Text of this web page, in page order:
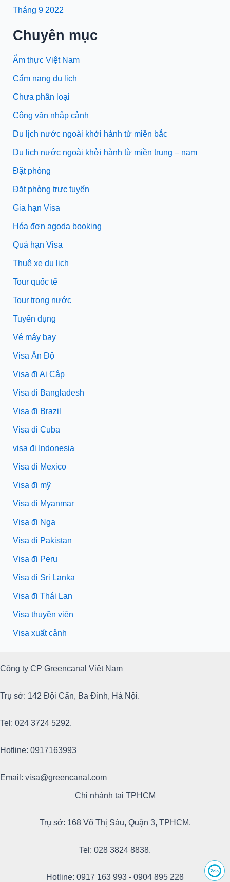
VĂN
CỦA
GIÁM
CÔNG
TY
TM&DL
GREENCANAL
NAM
Tháng 9 2022
Chuyên mục
Ẩm thực Việt Nam
Cẩm nang du lịch
Chưa phân loại
Công văn nhập cảnh
Du lịch nước ngoài khởi hành từ miền bắc
Du lịch nước ngoài khởi hành từ miền trung – nam
Đặt phòng
Đặt phòng trực tuyến
Gia hạn Visa
Hóa đơn agoda booking
Quá hạn Visa
Thuê xe du lịch
Tour quốc tế
Tour trong nước
Tuyển dụng
Vé máy bay
Visa Ấn Độ
Visa đi Ai Cập
Visa đi Bangladesh
Visa đi Brazil
Visa đi Cuba
visa đi Indonesia
Visa đi Mexico
Visa đi mỹ
Visa đi Myanmar
Visa đi Nga
Visa đi Pakistan
Visa đi Peru
Visa đi Sri Lanka
Visa đi Thái Lan
Visa thuyền viên
Visa xuất cảnh
Công ty CP Greencanal Việt Nam
Trụ sở: 142 Đội Cấn, Ba Đình, Hà Nội.
Tel: 024 3724 5292.
Hotline: 0917163993
Email: visa@greencanal.com
Chi nhánh tại TPHCM
Trụ sở: 168 Võ Thị Sáu, Quận 3, TPHCM.
Tel: 028 3824 8838.
Hotline: 0917 163 993 - 0904 895 228